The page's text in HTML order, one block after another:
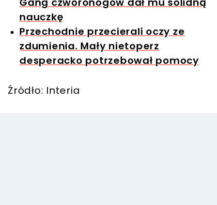
nauczkę
Przechodnie przecierali oczy ze
zdumienia. Mały nietoperz
desperacko potrzebował pomocy
Źródło: Interia